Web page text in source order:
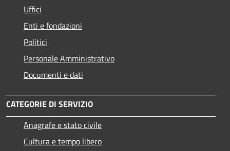
Uffici
Enti e fondazioni
Politici
Personale Amministrativo
Documenti e dati
CATEGORIE DI SERVIZIO
Anagrafe e stato civile
Cultura e tempo libero